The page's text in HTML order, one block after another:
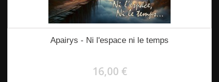
Apairys - Ni l'espace ni le temps
16,00 €